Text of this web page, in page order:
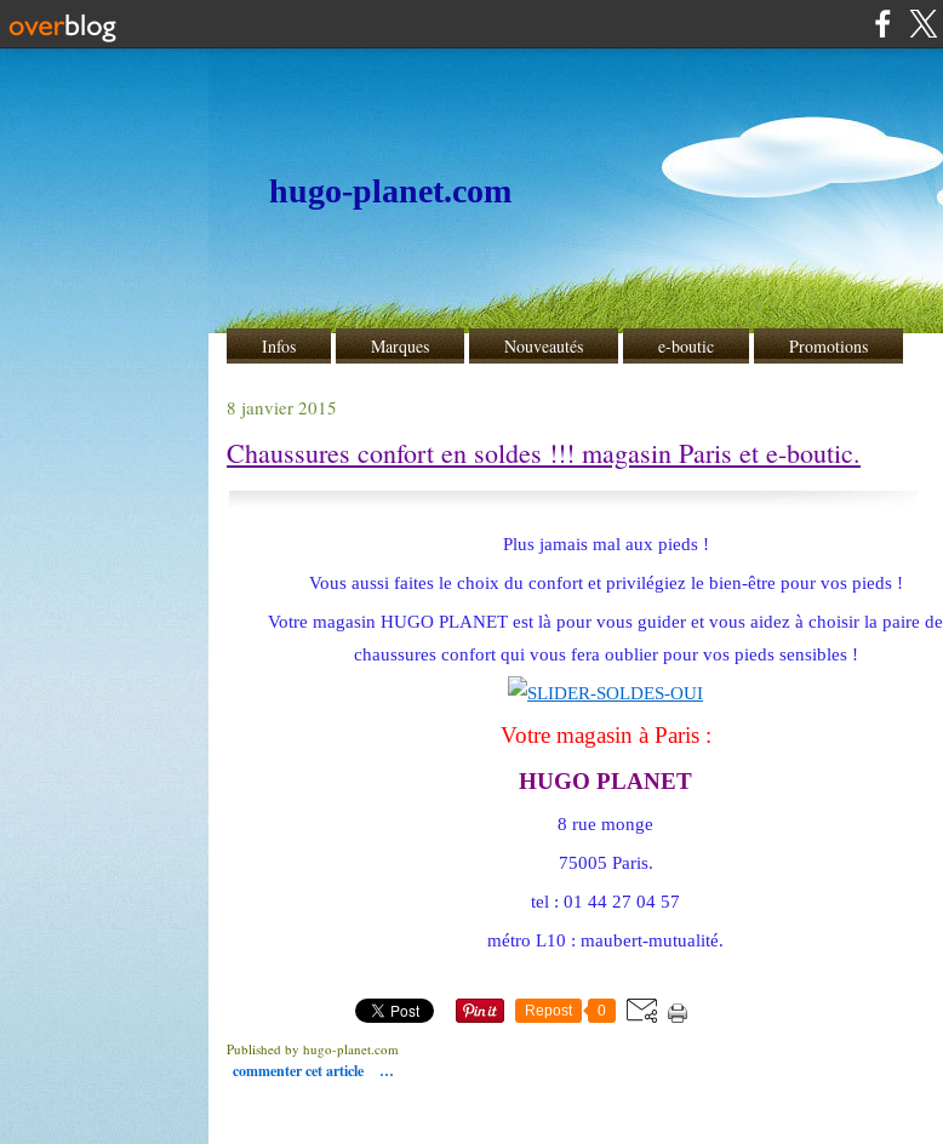
hugo-planet.com
Infos Marques Nouveautés e-boutic Promotions
8 janvier 2015
Chaussures confort en soldes !!! magasin Paris et e-boutic.
Plus jamais mal aux pieds !
Vous aussi faites le choix du confort et privilégiez le bien-être pour vos pieds !
Votre magasin HUGO PLANET est là pour vous guider et vous aidez à choisir la paire de
chaussures confort qui vous fera oublier pour vos pieds sensibles !
Votre magasin à Paris :
HUGO PLANET
8 rue monge
75005 Paris.
tel : 01 44 27 04 57
métro L10 : maubert-mutualité.
Repost 0
Published by hugo-planet.com
commenter cet article …